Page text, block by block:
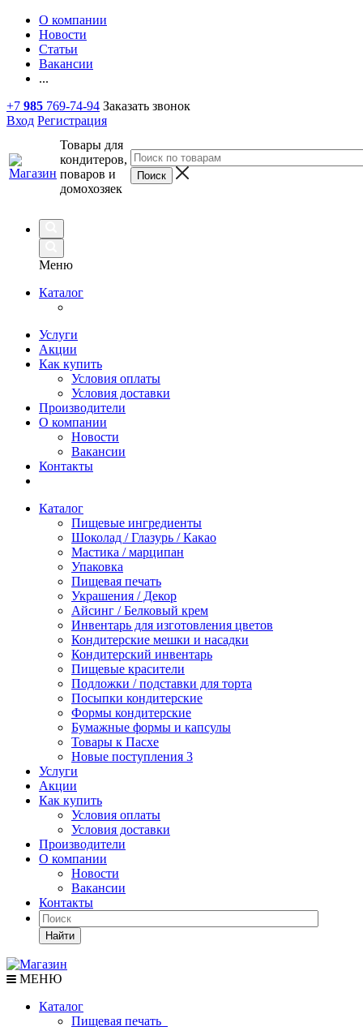
О компании
Новости
Статьи
Вакансии
...
+7 985 769-74-94 Заказать звонок
Вход Регистрация
Товары для
кондитеров,
поваров и
домохозяек
Меню
Каталог
Услуги
Акции
Как купить
Условия оплаты
Условия доставки
Производители
О компании
Новости
Вакансии
Контакты
Каталог
Пищевые ингредиенты
Шоколад / Глазурь / Какао
Мастика / марципан
Упаковка
Пищевая печать
Украшения / Декор
Айсинг / Белковый крем
Инвентарь для изготовления цветов
Кондитерские мешки и насадки
Кондитерский инвентарь
Пищевые красители
Подложки / подставки для торта
Посыпки кондитерские
Формы кондитерские
Бумажные формы и капсулы
Товары к Пасхе
Новые поступления 3
Услуги
Акции
Как купить
Условия оплаты
Условия доставки
Производители
О компании
Новости
Вакансии
Контакты
Найти
МЕНЮ
Каталог
Пищевая печать